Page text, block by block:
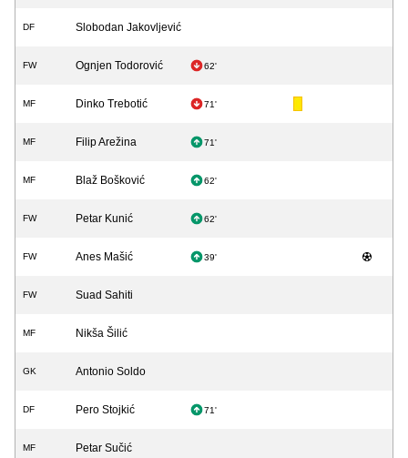
DF Slobodan Jakovljević
FW Ognjen Todorović 62'
MF Dinko Trebotić 71'
MF Filip Arežina 71'
MF Blaž Bošković 62'
FW Petar Kunić 62'
FW Anes Mašić 39'
FW Suad Sahiti
MF Nikša Šilić
GK Antonio Soldo
DF Pero Stojkić 71'
MF Petar Sučić